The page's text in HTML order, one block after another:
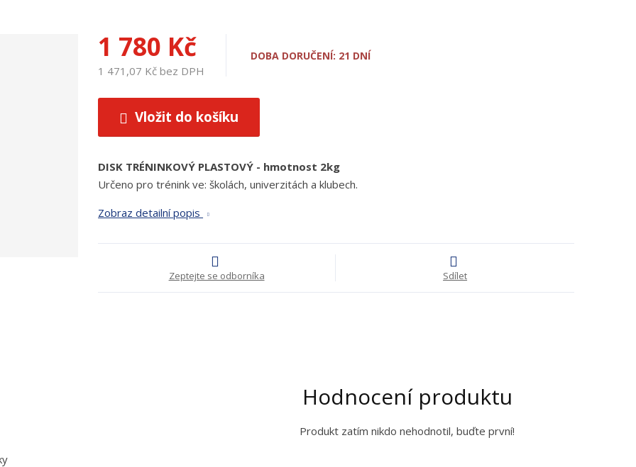
1 780 Kč
1 471,07 Kč bez DPH
DOBA DORUČENÍ: 21 DNÍ
Vložit do košíku
DISK TRÉNINKOVÝ PLASTOVÝ - hmotnost 2kg
Určeno pro trénink ve: školách, univerzitách a klubech.
Zobraz detailní popis
Zeptejte se odborníka Sdílet
Hodnocení produktu
Produkt zatím nikdo nehodnotil, buďte první!